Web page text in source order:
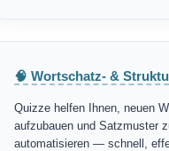
🧠 Wortschatz- &
Quizze helfen Ihnen, neuen
aufzubauen und Satzmuster
automatisieren — schnell,